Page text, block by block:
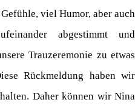
viel Humor, aber auch
abgestimmt und
Trauzeremonie zu etwas
Rückmeldung haben wir
Daher können wir Nina